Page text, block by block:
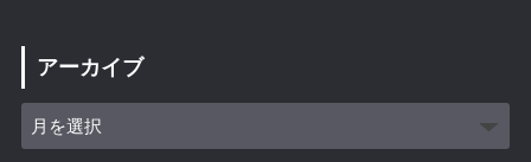
アーカイブ